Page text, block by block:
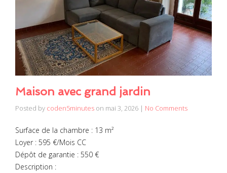
Maison avec grand jardin
Posted by coden5minutes on mai 3, 2026 | No Comments
Surface de la chambre : 13 m²
Loyer : 595 €/Mois CC
Dépôt de garantie : 550 €
Description :